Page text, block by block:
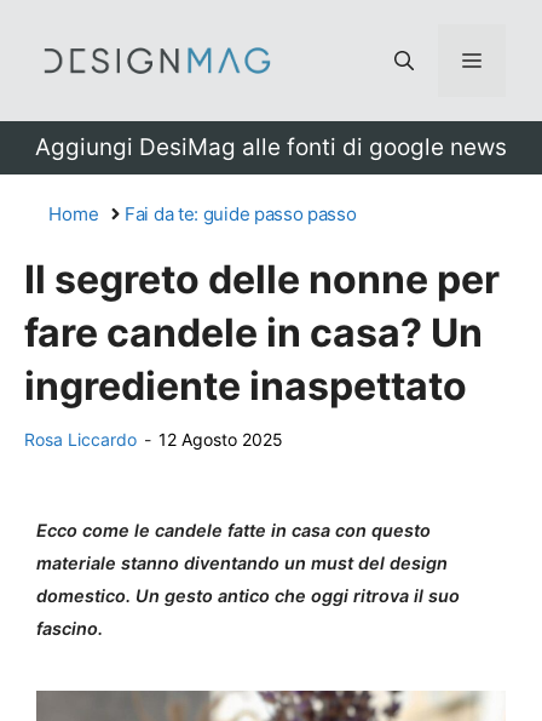
Menu
Aggiungi DesiMag alle fonti di google news
Home Fai da te: guide passo passo
Il segreto delle nonne per
fare candele in casa? Un
ingrediente inaspettato
Rosa Liccardo - 12 Agosto 2025
Ecco come le candele fatte in casa con questo
materiale stanno diventando un must del design
domestico. Un gesto antico che oggi ritrova il suo
fascino.